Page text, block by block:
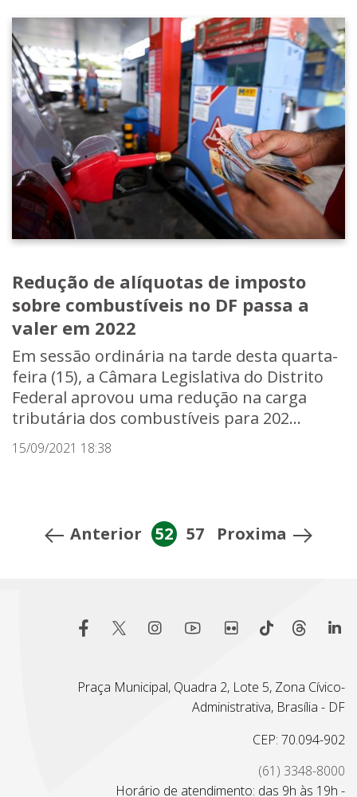
Redução de alíquotas de imposto
sobre combustíveis no DF passa a
valer em 2022
Em sessão ordinária na tarde desta quarta-
feira (15), a Câmara Legislativa do Distrito
Federal aprovou uma redução na carga
tributária dos combustíveis para 202...
15/09/2021 18:38
Anterior 52 57 Proxima
Praça Municipal, Quadra 2, Lote 5, Zona Cívico-
Administrativa, Brasília - DF
CEP: 70.094-902
(61) 3348-8000
Horário de atendimento: das 9h às 19h -